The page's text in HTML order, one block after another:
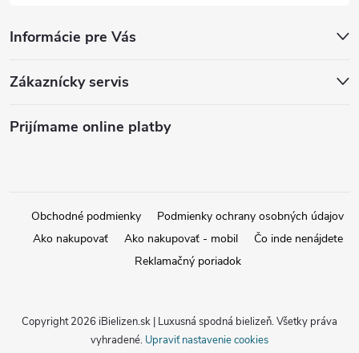
Informácie pre Vás
Zákaznícky servis
Prijímame online platby
Obchodné podmienky
Podmienky ochrany osobných údajov
Ako nakupovať
Ako nakupovať - mobil
Čo inde nenájdete
Reklamačný poriadok
Copyright 2026 iBielizen.sk | Luxusná spodná bielizeň. Všetky práva
vyhradené. Upraviť nastavenie cookies